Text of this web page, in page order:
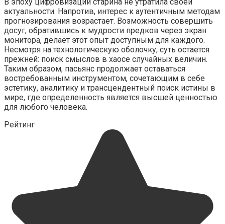
актуальности. Напротив, интерес к аутентичным методам
прогнозирования возрастает. Возможность совершить
досуг, обратившись к мудрости предков через экран
монитора, делает этот опыт доступным для каждого.
Несмотря на технологическую оболочку, суть остается
прежней: поиск смыслов в хаосе случайных величин.
Таким образом, пасьянс продолжает оставаться
востребованным инструментом, сочетающим в себе
эстетику, аналитику и трансцендентный поиск истины в
мире, где определенность является высшей ценностью
для любого человека.
Рейтинг